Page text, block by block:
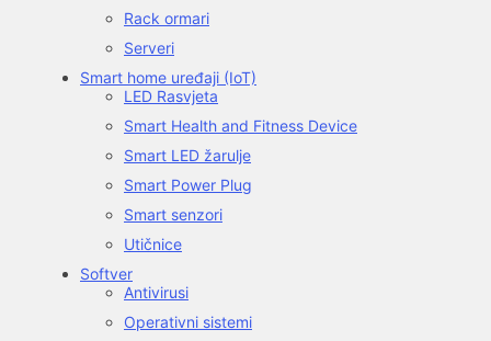
Rack ormari
Serveri
Smart home uređaji (IoT)
LED Rasvjeta
Smart Health and Fitness Device
Smart LED žarulje
Smart Power Plug
Smart senzori
Utičnice
Softver
Antivirusi
Operativni sistemi